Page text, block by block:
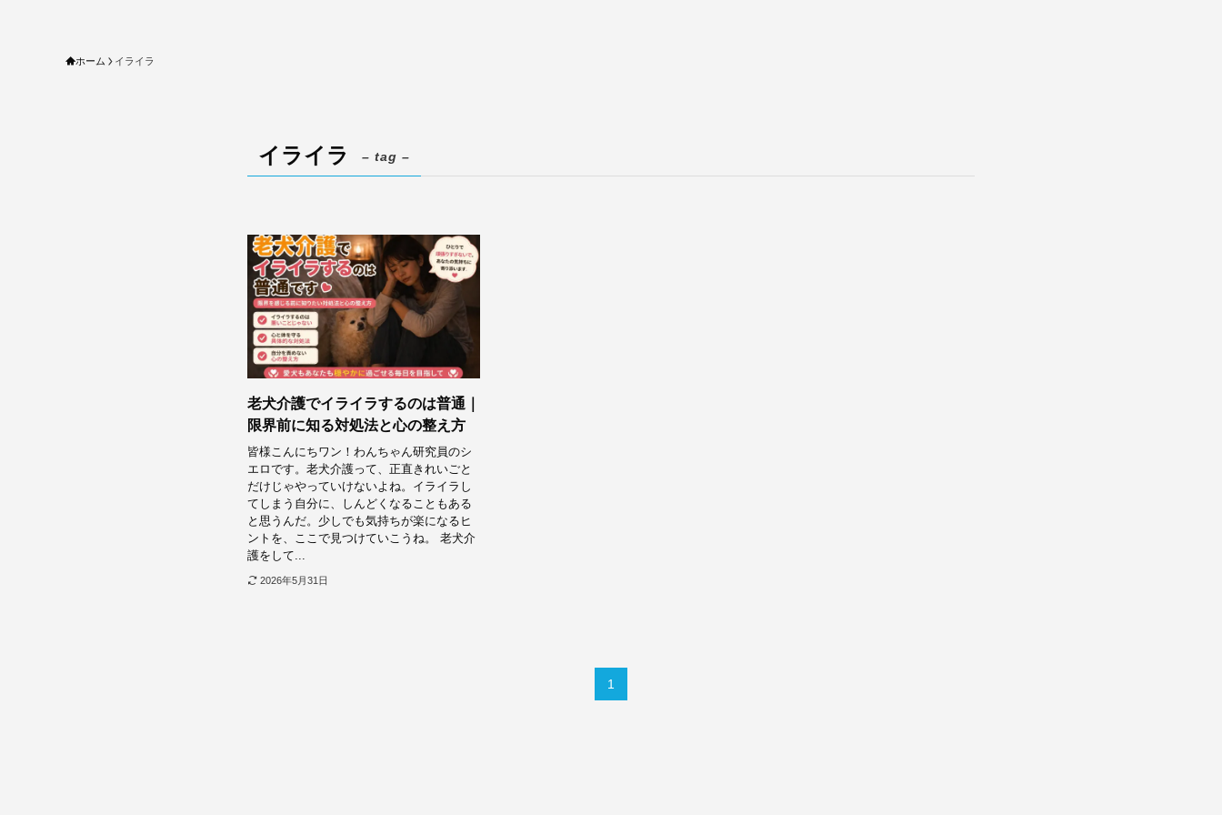
ホーム イライラ
イライラ – tag –
老犬介護でイライラするのは普通｜
限界前に知る対処法と心の整え方
皆様こんにちワン！わんちゃん研究員のシ
エロです。老犬介護って、正直きれいごと
だけじゃやっていけないよね。イライラし
てしまう自分に、しんどくなることもある
と思うんだ。少しでも気持ちが楽になるヒ
ントを、ここで見つけていこうね。 老犬介
護をして...
2026年5月31日
1